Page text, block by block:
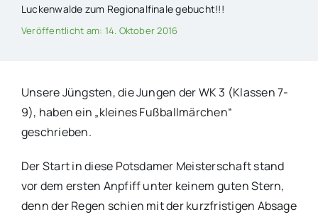
Luckenwalde zum Regionalfinale gebucht!!!
Veröffentlicht am: 14. Oktober 2016
Unsere Jüngsten, die Jungen der WK 3 (Klassen 7-
9), haben ein „kleines Fußballmärchen“
geschrieben.
Der Start in diese Potsdamer Meisterschaft stand
vor dem ersten Anpfiff unter keinem guten Stern,
denn der Regen schien mit der kurzfristigen Absage